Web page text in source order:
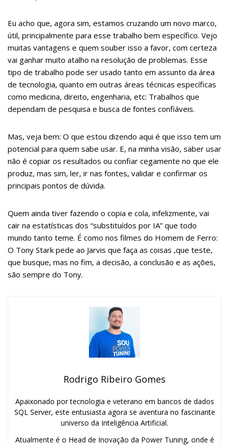
Eu acho que, agora sim, estamos cruzando um novo marco,
útil, principalmente para esse trabalho bem específico. Vejo
muitas vantagens e quem souber isso a favor, com certeza
vai ganhar muito atalho na resolução de problemas. Esse
tipo de trabalho pode ser usado tanto em assunto da área
de tecnologia, quanto em outras áreas técnicas específicas
como medicina, direito, engenharia, etc: Trabalhos que
dependam de pesquisa e busca de fontes confiáveis.
Mas, veja bem: O que estou dizendo aqui é que isso tem um
potencial para quem sabe usar. E, na minha visão, saber usar
não é copiar os resultados ou confiar cegamente no que ele
produz, mas sim, ler, ir nas fontes, validar e confirmar os
principais pontos de dúvida.
Quem ainda tiver fazendo o copia e cola, infelizmente, vai
cair na estatísticas dos “substituídos por IA” que todo
mundo tanto teme. É como nos filmes do Homem de Ferro:
O Tony Stark pede ao Jarvis que faça as coisas ,que teste,
que busque, mas no fim, a decisão, a conclusão e as ações,
são sempre do Tony.
Rodrigo Ribeiro Gomes
Apaixonado por tecnologia e veterano em bancos de dados
SQL Server, este entusiasta agora se aventura no fascinante
universo da Inteligência Artificial.
Atualmente é o Head de Inovação da Power Tuning, onde é